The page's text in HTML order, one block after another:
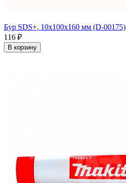
Бур SDS+, 10х100х160 мм (D-00175)
116 ₽
В корзину